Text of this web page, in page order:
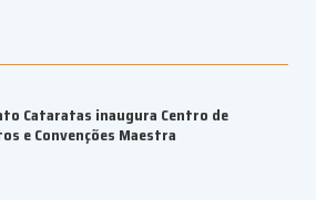
Cataratas inaugura Centro de
e Convenções Maestra